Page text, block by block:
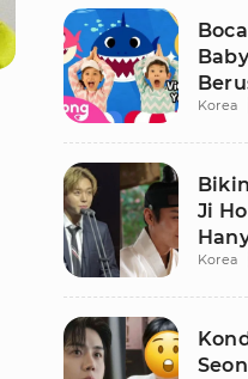
Korea
Ji
Korea